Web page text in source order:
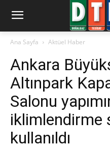
Ana Sayfa Aktüel Haber
Ankara
Altınpark
Salonu
iklimlendirme
kullanıldı